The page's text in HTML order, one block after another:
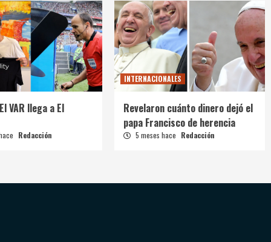
VAR llega a El
Redacción
INTERNACIONALES
Revelaron cuánto dinero dejó el
papa Francisco de herencia
5 meses hace Redacción